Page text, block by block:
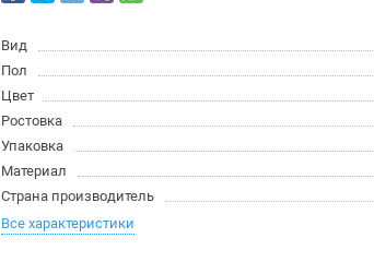
Вид
Пол
Цвет
Ростовка
Упаковка
Материал
Страна производитель
Все характеристики